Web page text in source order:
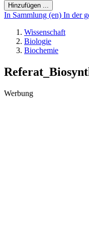
Hinzufügen ...
In Sammlung (en) In der
Wissenschaft
Biologie
Biochemie
Werbung